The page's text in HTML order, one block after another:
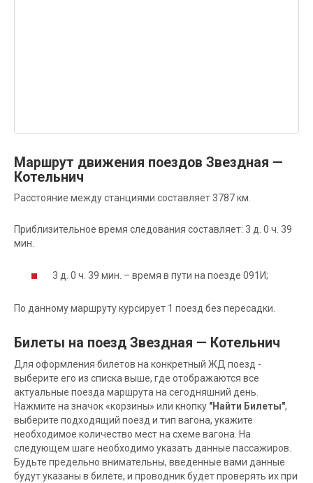
Маршрут движения поездов Звездная —
Котельнич
Расстояние между станциями составляет 3787 км.
Приблизительное время следования составляет: 3 д. 0 ч. 39
мин.
3 д. 0 ч. 39 мин. – время в пути на поезде 091И;
По данному маршруту курсирует 1 поезд без пересадки.
Билеты на поезд Звездная — Котельнич
Для оформления билетов на конкретный ЖД поезд -
выберите его из списка выше, где отображаются все
актуальные поезда маршрута на сегодняшний день.
Нажмите на значок «корзины» или кнопку "Найти Билеты",
выберите подходящий поезд и тип вагона, укажите
необходимое количество мест на схеме вагона. На
следующем шаге необходимо указать данные пассажиров.
Будьте предельно внимательны, введенные вами данные
будут указаны в билете, и проводник будет проверять их при